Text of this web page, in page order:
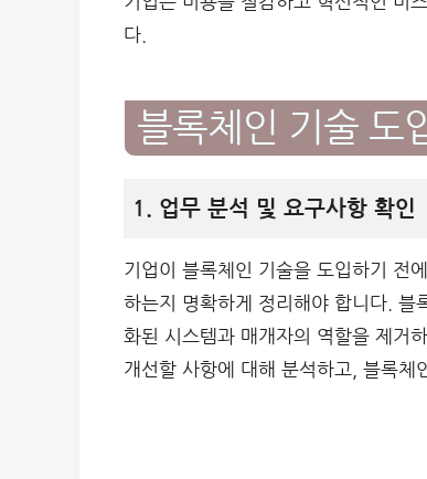
다.
블록체인 기술 도
1. 업무 분석 및 요구사항 확인
기업이 블록체인 기술을 도입하기 전
하는지 명확하게 정리해야 합니다. 블
화된 시스템과 매개자의 역할을 제거
개선할 사항에 대해 분석하고, 블록체